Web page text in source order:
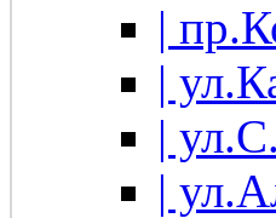
|
|
|
|